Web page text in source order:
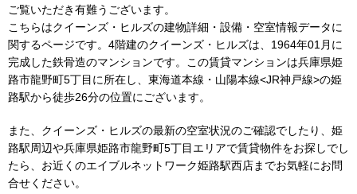
ご覧いただき有難うございます。
こちらはクイーンズ・ヒルズの建物詳細・設備・空室情報データに
関するページです。4階建のクイーンズ・ヒルズは、1964年01月に
完成した鉄骨造のマンションです。この賃貸マンションは兵庫県姫
路市龍野町5丁目に所在し、東海道本線・山陽本線<JR神戸線>の姫
路駅から徒歩26分の位置にございます。
また、クイーンズ・ヒルズの最新の空室状況のご確認でしたり、姫
路駅周辺や兵庫県姫路市龍野町5丁目エリアで賃貸物件をお探しでし
たら、お近くのエイブルネットワーク姫路駅西店までお気軽にお問
合せください。